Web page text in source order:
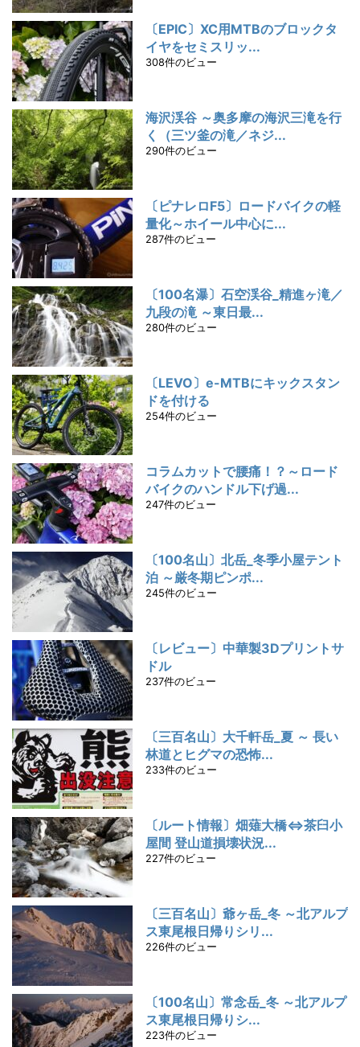
〔EPIC〕XC用MTBのブロックタ
イヤをセミスリッ...
308件のビュー
海沢渓谷 ～奥多摩の海沢三滝を行
く（三ツ釜の滝／ネジ...
290件のビュー
〔ピナレロF5〕ロードバイクの軽
量化～ホイール中心に...
287件のビュー
〔100名瀑〕石空渓谷_精進ヶ滝／
九段の滝 ～東日最...
280件のビュー
〔LEVO〕e-MTBにキックスタン
ドを付ける
254件のビュー
コラムカットで腰痛！？～ロード
バイクのハンドル下げ過...
247件のビュー
〔100名山〕北岳_冬季小屋テント
泊 ～厳冬期ピンポ...
245件のビュー
〔レビュー〕中華製3Dプリントサ
ドル
237件のビュー
〔三百名山〕大千軒岳_夏 ～ 長い
林道とヒグマの恐怖...
233件のビュー
〔ルート情報〕畑薙大橋⇔茶臼小
屋間 登山道損壊状況...
227件のビュー
〔三百名山〕爺ヶ岳_冬 ～北アルプ
ス東尾根日帰りシリ...
226件のビュー
〔100名山〕常念岳_冬 ～北アルプ
ス東尾根日帰りシ...
223件のビュー